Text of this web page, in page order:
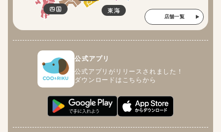
東海
四国
店舗一覧
公式アプリ
公式アプリがリリースされました！
ダウンロードはこちらから